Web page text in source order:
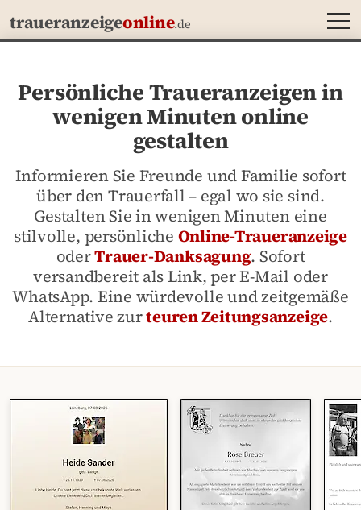
traueranzeigeonline.de
Persönliche Traueranzeigen in
wenigen Minuten online
gestalten
Informieren Sie Freunde und Familie sofort
über den Trauerfall – egal wo sie sind.
Gestalten Sie in wenigen Minuten eine
stilvolle, persönliche Online-Traueranzeige
oderTrauer-Danksagung. Sofort
versandbereit als Link, per E-Mail oder
WhatsApp. Eine würdevolle und zeitgemäße
Alternative zurteuren Zeitungsanzeige.